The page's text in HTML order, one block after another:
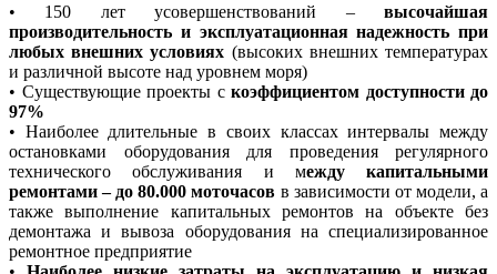
• 150 лет усовершенствований – высочайшая
производительность и эксплуатационная надежность при
любых внешних условиях (высоких внешних температурах
и различной высоте над уровнем моря)
• Существующие проекты с коэффициентом доступности до
97%
• Наиболее длительные в своих классах интервалы между
остановками оборудования для проведения регулярного
технического обслуживания и между капитальными
ремонтами – до 80.000 моточасов в зависимости от модели, а
также выполнение капитальных ремонтов на объекте без
демонтажа и вывоза оборудования на специализированное
ремонтное предприятие